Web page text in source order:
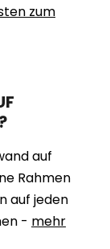
zum
auf
Rahmen
auf jeden
- mehr